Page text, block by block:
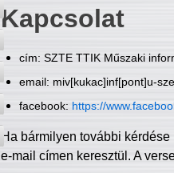
Kapcsolat
cím: SZTE TTIK Műszaki
email: miv[kukac]inf[pont]u-
facebook: https://
Ha bármilyen további
e-mail címen keresztül. A